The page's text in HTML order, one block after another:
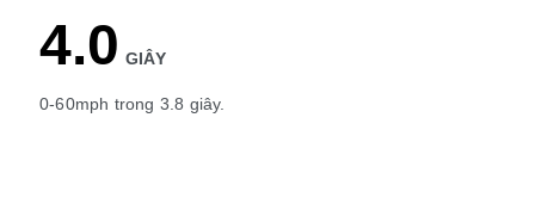
4.0 GIÂY
0-60mph trong 3.8 giây.